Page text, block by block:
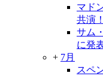
マド
共演！
サム
に発
+ 7月
スペ